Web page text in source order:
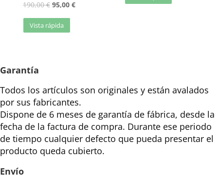
190,00€ 95,00 €
Vista rápida
Garantía
Todos los artículos son originales y están avalados
por sus fabricantes.
Dispone de 6 meses de garantía de fábrica, desde la
fecha de la factura de compra. Durante ese periodo
de tiempo cualquier defecto que pueda presentar el
producto queda cubierto.
Envío